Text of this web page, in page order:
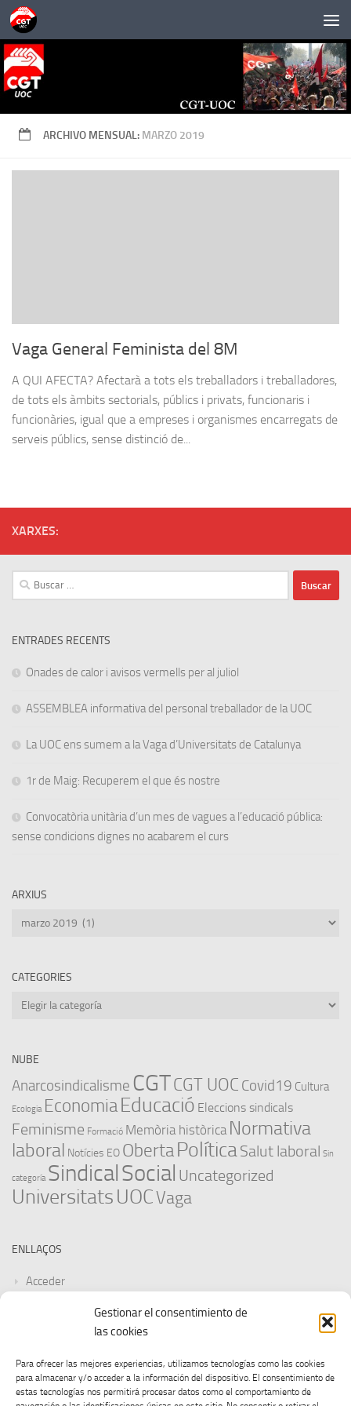
Gestionar el consentimiento de
las cookies
Para ofrecer las mejores experiencias, utilizamos tecnologías como las cookies
para almacenar y/o acceder a la información del dispositivo. El consentimiento de
estas tecnologías nos permitirá procesar datos como el comportamiento de
Saltar al contenido
ARCHIVO MENSUAL: MARZO 2019
Vaga General Feminista del 8M
A QUI AFECTA? Afectarà a tots els treballadors i treballadores,
de tots els àmbits sectorials, públics i privats, funcionaris i
funcionàries, igual que a empreses i organismes encarregats de
serveis públics, sense distinció de...
XARXES:
Buscar:
ENTRADES RECENTS
Onades de calor i avisos vermells per al juliol
ASSEMBLEA informativa del personal treballador de la UOC
La UOC ens sumem a la Vaga d’Universitats de Catalunya
1r de Maig: Recuperem el que és nostre
Convocatòria unitària d’un mes de vagues a l’educació pública:
sense condicions dignes no acabarem el curs
ARXIUS
Arxius
CATEGORIES
Categories
NUBE
Anarcosindicalisme CGTCGT UOC Covid19 Cultura
Ecologia EconomiaEducació Eleccions sindicals
Feminisme Formació Memòria històrica Normativa
laboral Notícies EO ObertaPolíticaSalut laboral Sin
categoría SindicalSocial Uncategorized
UniversitatsUOCVaga
ENLLAÇOS
Acceder
Feed de entradas
WordPress.org